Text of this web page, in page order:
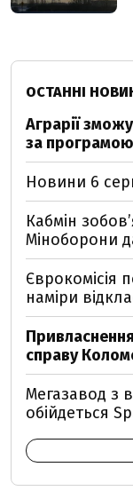
ОСТАННІ
Аграрії
за
Новини 6
Кабмін
Міноборони
Єврокомісія
наміри
справу
Мегазавод з
обійдеться